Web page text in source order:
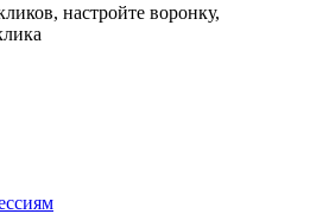
настройте воронку,